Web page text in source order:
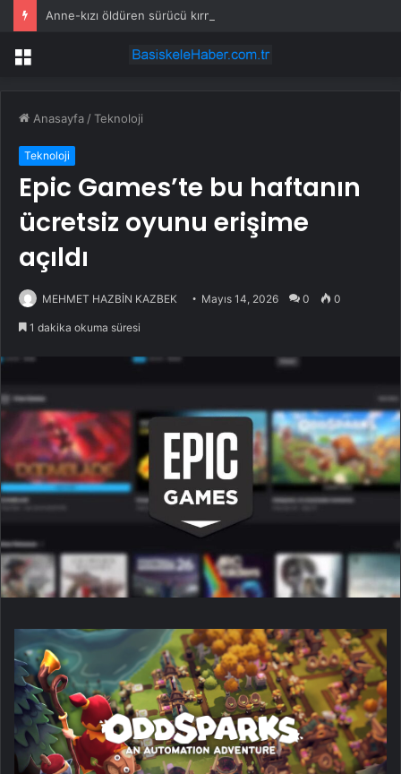
Menü
Anasayfa /Teknoloji
Teknoloji
Epic Games’te bu haftanın
ücretsiz oyunu erişime
açıldı
MEHMET HAZBİN KAZBEK Mayıs 14, 2026 0 0
1 dakika okuma süresi